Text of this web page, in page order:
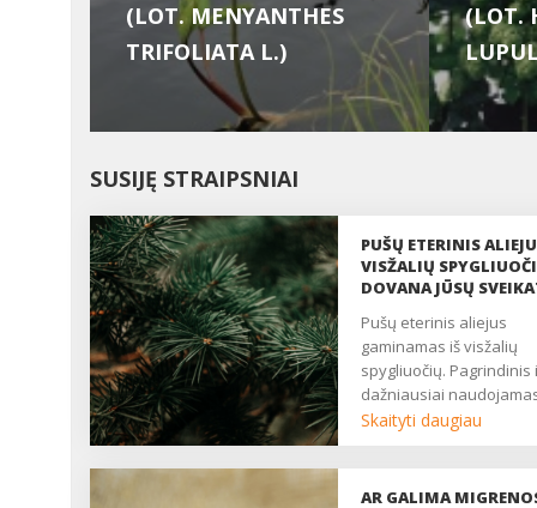
(LOT. MENYANTHES
TRIFOLIATA L.)
(LOT.
SUSIJĘ STRAIPSNIAI
PUŠŲ ETERINIS
VISŽALIŲ
DOVANA JŪSŲ
Pušų eterinis aliejus
gaminamas iš visžalių
spygliuočių. Pagrindinis
dažniausiai
eterinio aliejaus
eteriniame aliejuje
Skaityti daugiau
AR GALIMA